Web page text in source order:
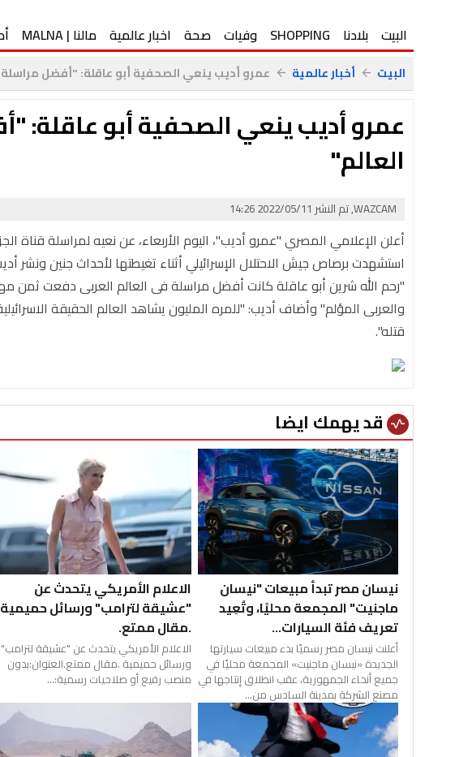
البيت بلادنا SHOPPING وفيات صحة اخبار عالمية مالنا | MALNA
البيت arrow_back أخبار عالمية arrow_back عمرو أديب ينعي الصحفية أبو عاقلة: "أفضل
عمرو أديب ينعي الصحفية أبو عاقلة:
العالم"
WAZCAM, تم النشر 2022/05/11 14:26
أعلن الإعلامي المصري "عمرو أديب"، اليوم الأربعاء، عن نعيه لمراسلة قناة
استشهدت برصاص جيش الاحتلال الإسرائيلي أثناء تغيطتها لأحداث جنين ونشر
"رحم الله شرين أبو عاقلة كانت أفضل مراسلة فى العالم العربى دفعت ثمن
والعربى المؤلم" وأضاف أديب: "للمره المليون يشاهد العالم الحقيقة
قتله".
vital_signs قد يهمك ايضا
نيسان مصر تبدأ مبيعات "نيسان
ماجنيت" المجمعة محليًا، وتُعِيد
تعريف فئة السيارات...
أعلنت نيسان مصر رسميًا بدء مبيعات سيارتها
الجديدة «نيسان ماجنيت» المجمعة محليًا في
جميع أنحاء الجمهورية، عقب انطلاق إنتاجها في
مصنع الشركة بمدينة السادس من...
الاعلام الأمريكي يتحدث عن
"عشيقة لترامب" ورسائل حميمية
.مقال ممتع.
الاعلام الأمريكي يتحدث عن "عشيقة لترامب"
ورسائل حميمية .مقال ممتع.العنوان:بدون
منصب رفيع أو صلاحيات رسمية:...